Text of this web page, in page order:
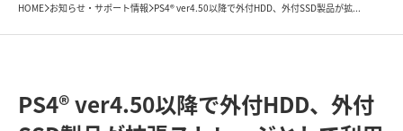
HOME お知らせ・サポート情報 PS4® ver4.50以降で外付HDD、外付SSD製品が拡...
PS4® ver4.50以降で外付HDD、外付